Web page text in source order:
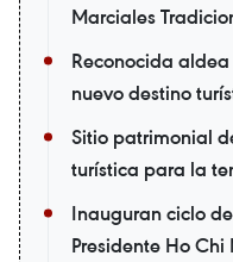
Marciales
Reconocida
nuevo destino
Sitio patrimonial
turística para la
Inauguran ciclo
Presidente Ho